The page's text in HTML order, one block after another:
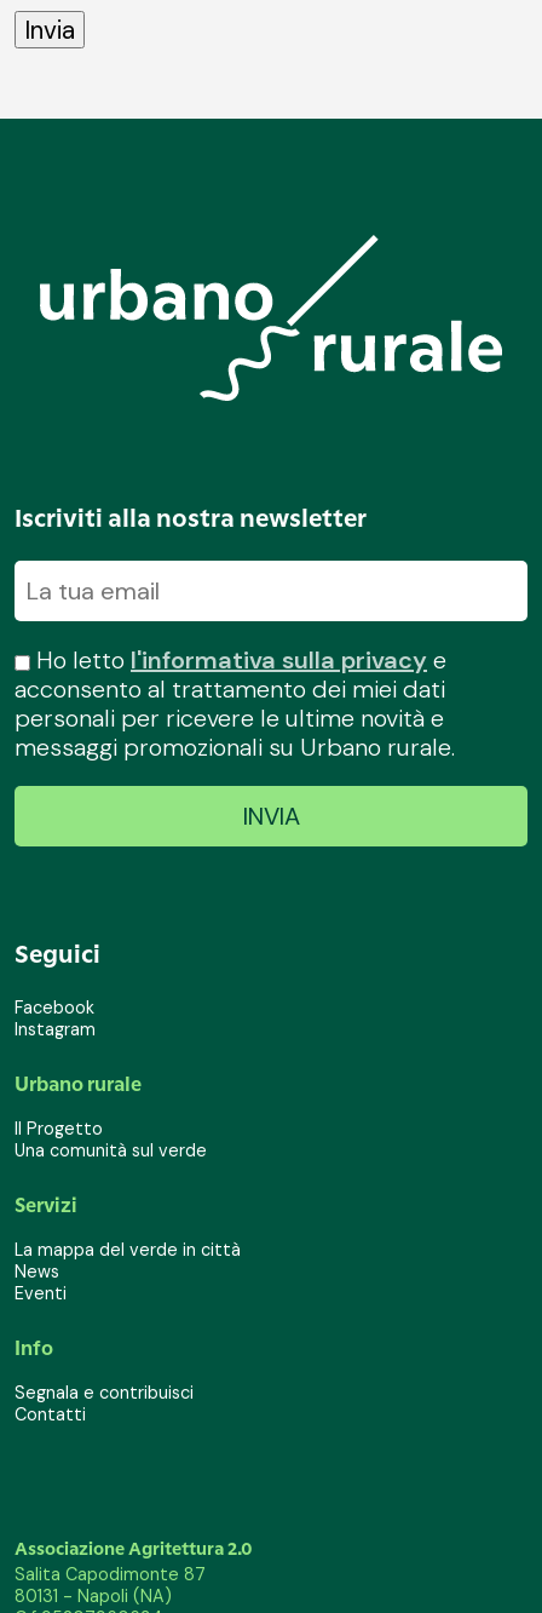
Iscriviti alla nostra newsletter
Ho letto l'informativa sulla privacye
acconsento al trattamento dei miei dati
personali per ricevere le ultime novità e
messaggi promozionali su Urbano rurale.
Seguici
Facebook
Instagram
Urbano rurale
Il Progetto
Una comunità sul verde
Servizi
La mappa del verde in città
News
Eventi
Info
Segnala e contribuisci
Contatti
Associazione Agritettura 2.0
Salita Capodimonte 87
80131 - Napoli (NA)